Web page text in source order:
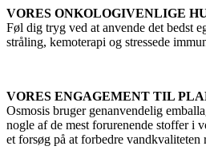
VORES ONKOLOGIVENLIGE
Føl dig tryg ved at anvende det bedst
stråling, kemoterapi og stressede
VORES ENGAGEMENT TIL
Osmosis bruger genanvendelig
nogle af de mest forurenende stoffer i
et forsøg på at forbedre vandkvaliteten